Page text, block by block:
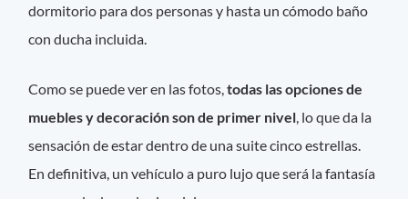
dormitorio para dos personas y hasta un cómodo baño
con ducha incluida.
Como se puede ver en las fotos,todas las opciones de
muebles y decoración son de primer nivel, lo que da la
sensación de estar dentro de una suite cinco estrellas.
En definitiva, un vehículo a puro lujo que será la fantasía